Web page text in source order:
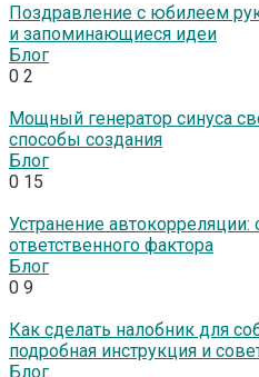
Поздравление с юбилеем
и запоминающиеся идеи
Блог
0 2
Мощный генератор синуса
способы создания
Блог
0 15
Устранение
ответственного фактора
Блог
0 9
Как сделать налобник для
подробная инструкция и
Блог